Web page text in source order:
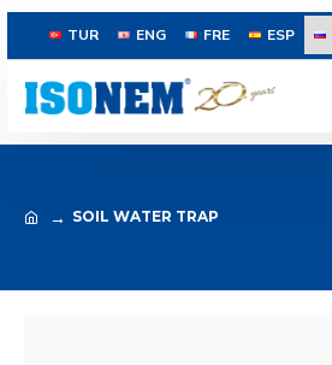
TUR ENG FRE ESP
SOIL WATER TRAP